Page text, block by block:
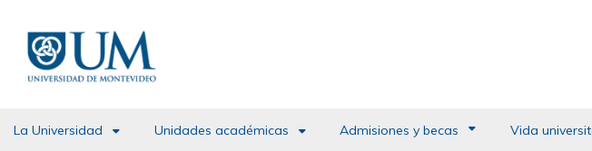
contenido
principal
La Universidad Unidades académicas Admisiones y becas Vida